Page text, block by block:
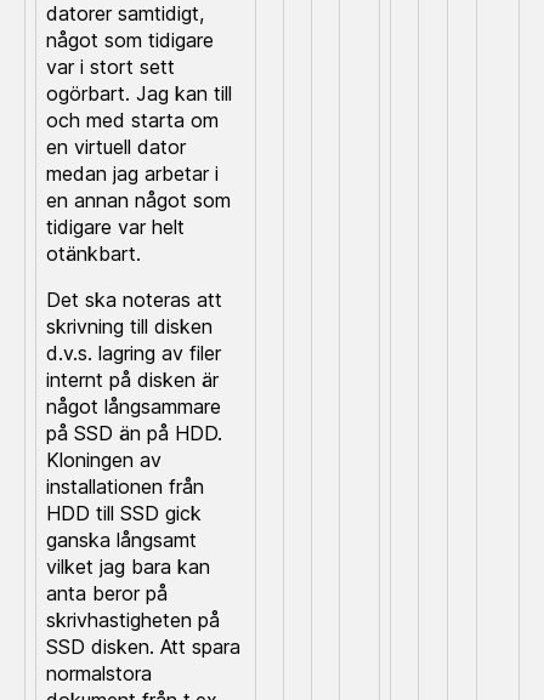
datorer samtidigt,
något som tidigare
var i stort sett
ogörbart. Jag kan till
och med starta om
en virtuell dator
medan jag arbetar i
en annan något som
tidigare var helt
otänkbart.
Det ska noteras att
skrivning till disken
d.v.s. lagring av filer
internt på disken är
något långsammare
på SSD än på HDD.
Kloningen av
installationen från
HDD till SSD gick
ganska långsamt
vilket jag bara kan
anta beror på
skrivhastigheten på
SSD disken. Att spara
normalstora